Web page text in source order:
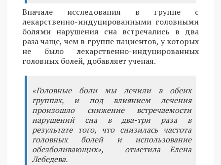
Вначале исследования в группе с
лекарственно-индуцированными головными
болями нарушения сна встречались в два
раза чаще, чем в группе пациентов, у которых
не было лекарственно-индуцированных
головных болей, добавляет ученая.
«Головные боли мы лечили в обеих
группах, и под влиянием лечения
произошло снижение встречаемости
нарушений сна в два-три раза в
результате того, что снизилась частота
головных болей и использование
обезболивающих», - отметила Елена
Лебедева.